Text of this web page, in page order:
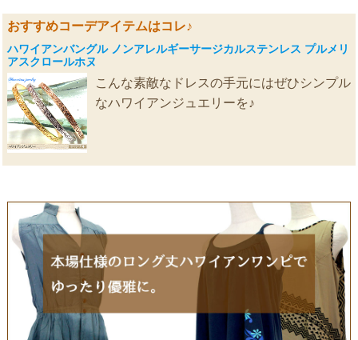
おすすめコーデアイテムはコレ♪
ハワイアンバングル ノンアレルギーサージカルステンレス プルメリ
アスクロールホヌ
こんな素敵なドレスの手元にはぜひシンプル
なハワイアンジュエリーを♪